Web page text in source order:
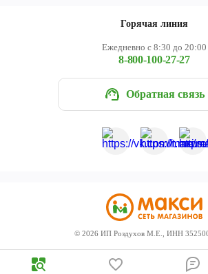
Горячая линия
Ежедневно с 8:30 до 20:00
8-800-100-27-27
Обратная связь
© 2026 ИП Роздухов М.Е., ИНН